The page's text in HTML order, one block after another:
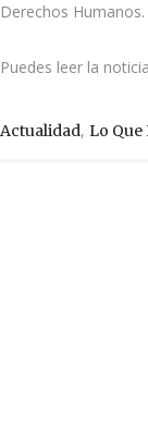
Derechos
Puedes leer la
Actualidad, Lo Que